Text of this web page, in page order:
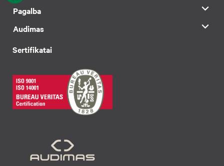
Pagalba
Audimas
Sertifikatai